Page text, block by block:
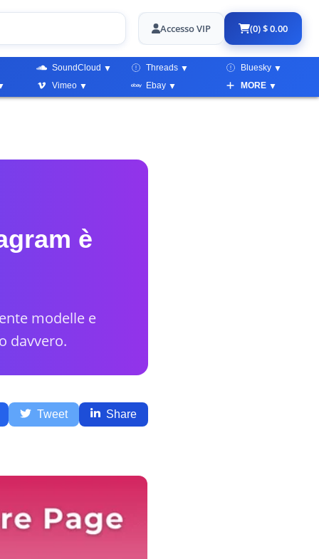
Accesso VIP (0) $ 0.00
SoundCloud Threads
Bluesky
Vimeo Ebay MORE
è
modelle e
davvero.
Tweet Share